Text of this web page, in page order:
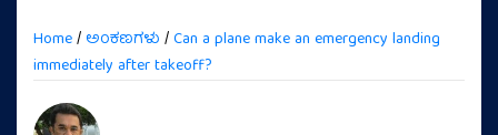
Home/ ಅಂಕಣಗಳು /Can a plane make an emergency landing
immediately after takeoff?